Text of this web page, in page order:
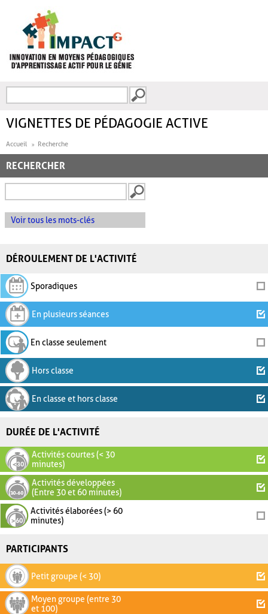
FORMULAIRE DE
VIGNETTES DE PÉDAGOGIE ACTIVE
Accueil Recherche
RECHERCHER
Voir tous les mots-clés
DÉROULEMENT DE L'ACTIVITÉ
Sporadiques
En plusieurs séances
En classe seulement
Hors classe
En classe et hors classe
DURÉE DE L'ACTIVITÉ
Activités courtes (< 30
minutes)
Activités développées
(Entre 30 et 60 minutes)
Activités élaborées (> 60
minutes)
PARTICIPANTS
Petit groupe (< 30)
Moyen groupe (entre 30
et 100)